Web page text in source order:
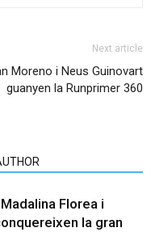
Next article
Moreno i Neus Guinovart
guanyen la Runprimer 360
Florea i
la gran